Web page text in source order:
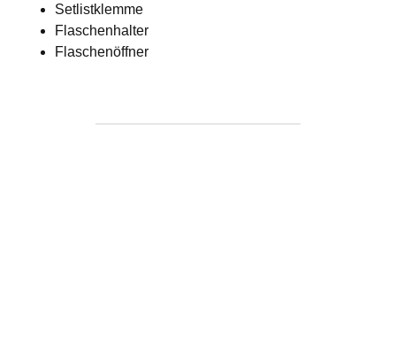
Setlistklemme
Flaschenhalter
Flaschenöffner